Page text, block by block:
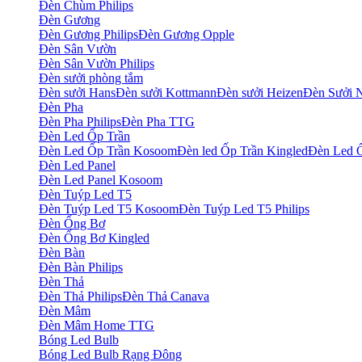
Đèn Chùm Philips
Đèn Gương
Đèn Gương PhilipsĐèn Gương Opple
Đèn Sân Vườn
Đèn Sân Vườn Philips
Đèn sưởi phòng tắm
Đèn sưởi HansĐèn sưởi KottmannĐèn sưởi HeizenĐèn Sưởi
Đèn Pha
Đèn Pha PhilipsĐèn Pha TTG
Đèn Led Ốp Trần
Đèn Led Ốp Trần KosoomĐèn led Ốp Trần KingledĐèn Led
Đèn Led Panel
Đèn Led Panel Kosoom
Đèn Tuýp Led T5
Đèn Tuýp Led T5 KosoomĐèn Tuýp Led T5 Philips
Đèn Ống Bơ
Đèn Ống Bơ Kingled
Đèn Bàn
Đèn Bàn Philips
Đèn Thả
Đèn Thả PhilipsĐèn Thả Canava
Đèn Mâm
Đèn Mâm Home TTG
Bóng Led Bulb
Bóng Led Bulb Rạng Đông